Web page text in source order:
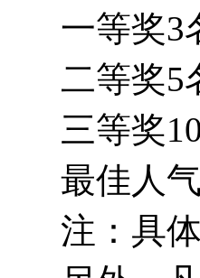
一等奖3
二等奖5
三等奖
最佳人
注：具